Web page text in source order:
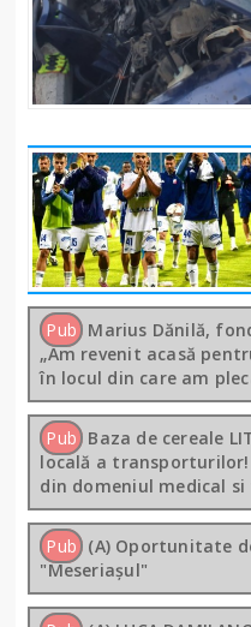
Pub Marius Dănilă,
„Am revenit acasă
în locul din care am
Pub Baza de cereale
locală a
din domeniul medical
Pub (A) Oportunitate
"Meseriașul"